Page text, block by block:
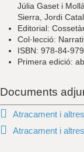
Júlia Gaset i
Sierra, Jordi
Editorial:
Col·lecció:
ISBN: 978-84-
Primera edició:
Documents
Atracament i
Atracament i